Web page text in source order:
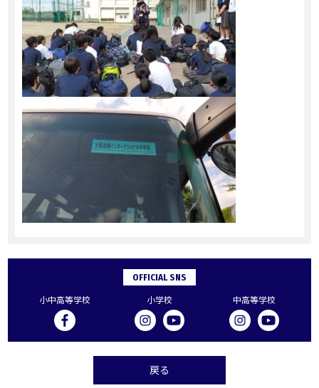
OFFICIAL SNS
小中高等学校 小学校 中高等学校
戻る